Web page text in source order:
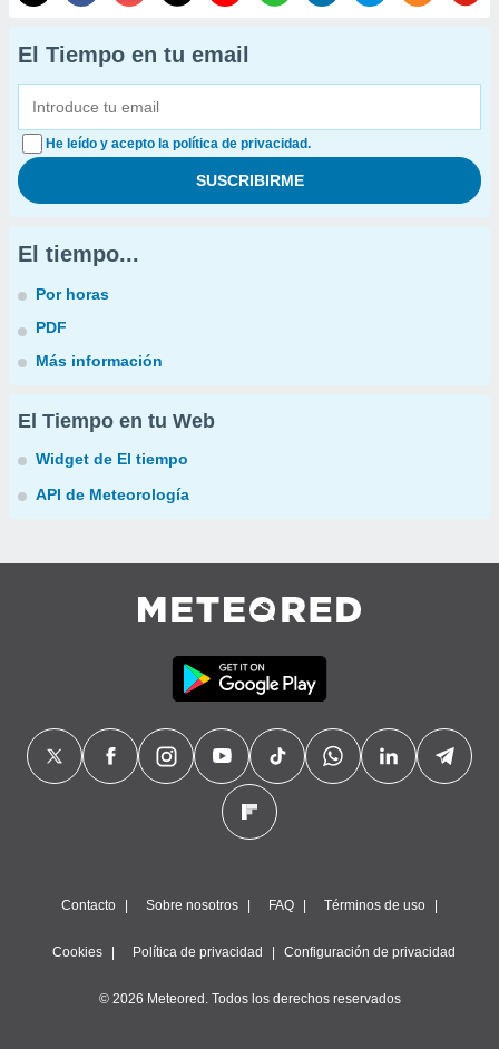
El Tiempo en tu email
He leído y acepto la política de privacidad.
El tiempo...
Por horas
PDF
Más información
El Tiempo en tu Web
Widget de El tiempo
API de Meteorología
Contacto Sobre nosotros FAQ Términos de uso
Cookies Política de privacidad Configuración de privacidad
© 2026 Meteored. Todos los derechos reservados